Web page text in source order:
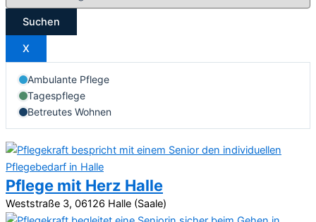
Suchen
X
Ambulante Pflege
Tagespflege
Betreutes Wohnen
Pflege mit Herz Halle
Weststraße 3, 06126 Halle (Saale)